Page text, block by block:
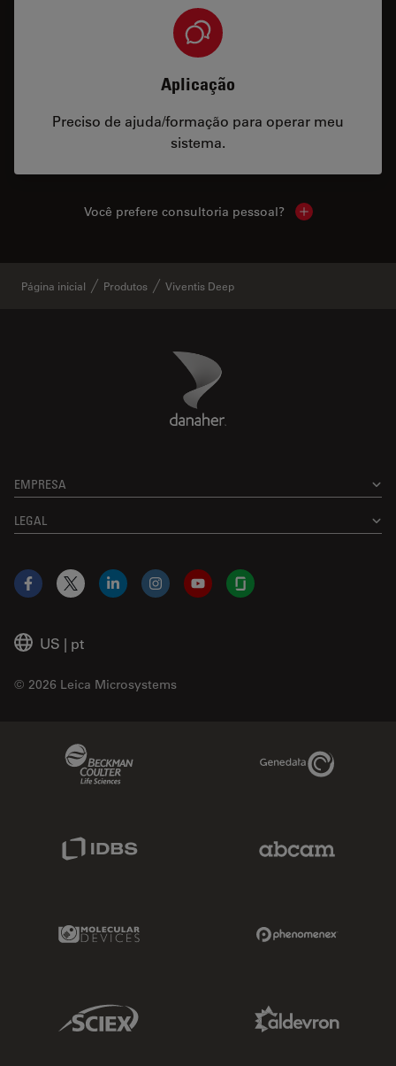
Aplicação
Preciso de ajuda/formação para operar meu
sistema.
Você prefere consultoria pessoal? Show local
Página inicial Produtos Viventis Deep
Danaher Logo
EMPRESA
LEGAL
US | pt
© 2026 Leica Microsystems
Facebook
X LinkedInInstagramYouTubeGlassdoor
Genedata Link
Molecular Devices Link
Sciex Link